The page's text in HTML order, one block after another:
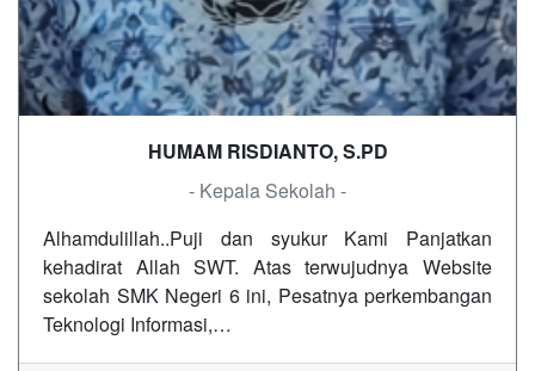
HUMAM RISDIANTO, S.PD
- Kepala Sekolah -
Alhamdulillah..Puji dan syukur Kami Panjatkan
kehadirat Allah SWT. Atas terwujudnya Website
sekolah SMK Negeri 6 ini, Pesatnya perkembangan
Teknologi Informasi,…